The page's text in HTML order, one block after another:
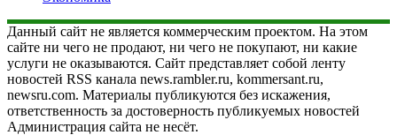
Данный сайт не является коммерческим проектом. На этом
сайте ни чего не продают, ни чего не покупают, ни какие
услуги не оказываются. Сайт представляет собой ленту
новостей RSS канала news.rambler.ru, kommersant.ru,
newsru.com. Материалы публикуются без искажения,
ответственность за достоверность публикуемых новостей
Администрация сайта не несёт.